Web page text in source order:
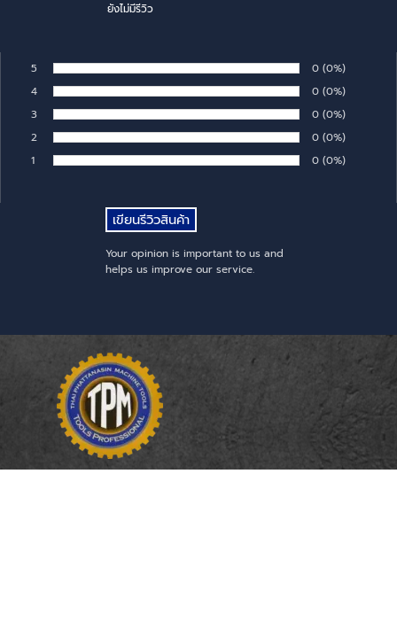
ยังไม่มีรีวิว
5 Number of rates:
0 Percentage of
(0%)
4 Number of rates:
0 Percentage of
(0%)
3 Number of rates:
0 Percentage of
(0%)
2 Number of rates:
0 Percentage of
(0%)
1 Number of rates:
0 Percentage of
(0%)
Your opinion is important to us and
helps us improve our service.